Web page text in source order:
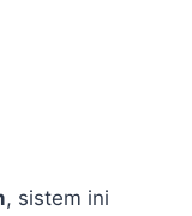
, sistem ini